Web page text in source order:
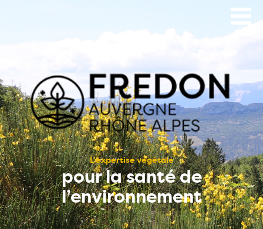
L’expertise végétale
pour la santé de
l’environnement